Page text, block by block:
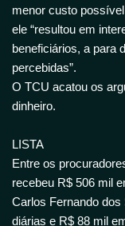
menor custo
ele “resultou em
beneficiários, a para
percebidas”.
O TCU acatou os
dinheiro.
LISTA
Entre os
recebeu R$ 506 mil
Carlos Fernando
diárias e R$ 88 mil